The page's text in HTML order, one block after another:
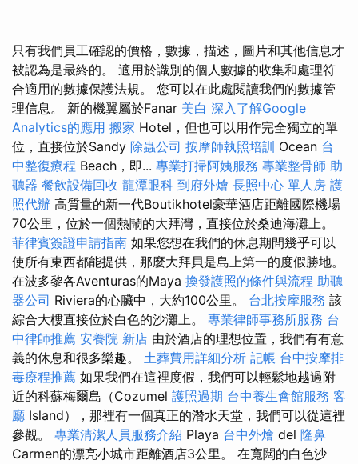
只有我們員工確認的價格，數據，描述，圖片和其他信息才
被認為是最終的。 適用於識別的個人數據的收集和處理符
合適用的數據保護法規。 您可以在此處閱讀我們的數據管
理信息。 新的機翼屬於Fanar 美白 深入了解Google
Analytics的應用 搬家 Hotel，但也可以用作完全獨立的單
位，直接位於Sandy 除蟲公司 按摩師執照培訓 Ocean 台
中整復療程 Beach，即... 專業打掃阿姨服務 專業整骨師 助
聽器 餐飲設備回收 龍潭眼科 到府外燴 長照中心 單人房 護
照代辦 高質量的新一代Boutikhotel豪華酒店距離國際機場
70公里，位於一個熱鬧的大拜灣，直接位於桑迪海灘上。
菲律賓簽證申請指南 如果您想在我們的休息期間幾乎可以
使所有東西都能提供，那麼大拜貝是島上第一的度假勝地。
在波多黎各Aventuras的Maya 換發護照的條件與流程 助聽
器公司 Riviera的心臟中，大約100公里。 台北按摩服務 該
綜合大樓直接位於白色的沙灘上。 專業律師事務所服務 台
中律師推薦 安養院 新店 由於酒店的理想位置，我們有有意
義的休息和很多樂趣。 土葬費用詳細分析 記帳 台中按摩排
毒療程推薦 如果我們在這裡度假，我們可以輕鬆地越過附
近的科蘇梅爾島（Cozumel 護照過期 台中養生會館服務 客
廳 Island），那裡有一個真正的潛水天堂，我們可以從這裡
參觀。 專業清潔人員服務介紹 Playa 台中外燴 del 隆鼻
Carmen的漂亮小城市距離酒店3公里。 在寬闊的白色沙